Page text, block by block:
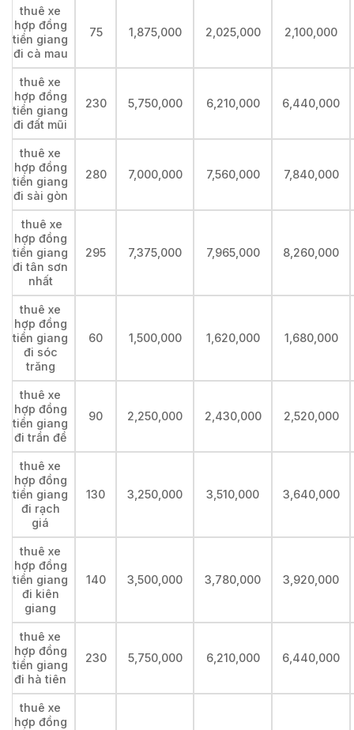
thuê xe
hợp đồng
tiền giang
đi cà mau
75 1,875,000 2,025,000 2,100,000
thuê xe
hợp đồng
tiền giang
đi đất mũi
230 5,750,000 6,210,000 6,440,000
thuê xe
hợp đồng
tiền giang
đi sài gòn
280 7,000,000 7,560,000 7,840,000
thuê xe
hợp đồng
tiền giang
đi tân sơn
nhất
295 7,375,000 7,965,000 8,260,000
thuê xe
hợp đồng
tiền giang
đi sóc
trăng
60 1,500,000 1,620,000 1,680,000
thuê xe
hợp đồng
tiền giang
đi trần đề
90 2,250,000 2,430,000 2,520,000
thuê xe
hợp đồng
tiền giang
đi rạch
giá
130 3,250,000 3,510,000 3,640,000
thuê xe
hợp đồng
tiền giang
đi kiên
giang
140 3,500,000 3,780,000 3,920,000
thuê xe
hợp đồng
tiền giang
đi hà tiên
230 5,750,000 6,210,000 6,440,000
thuê xe
hợp đồng